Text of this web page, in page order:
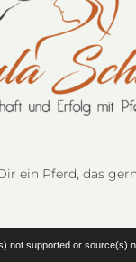
ein Pferd, das
not supported or source(s)